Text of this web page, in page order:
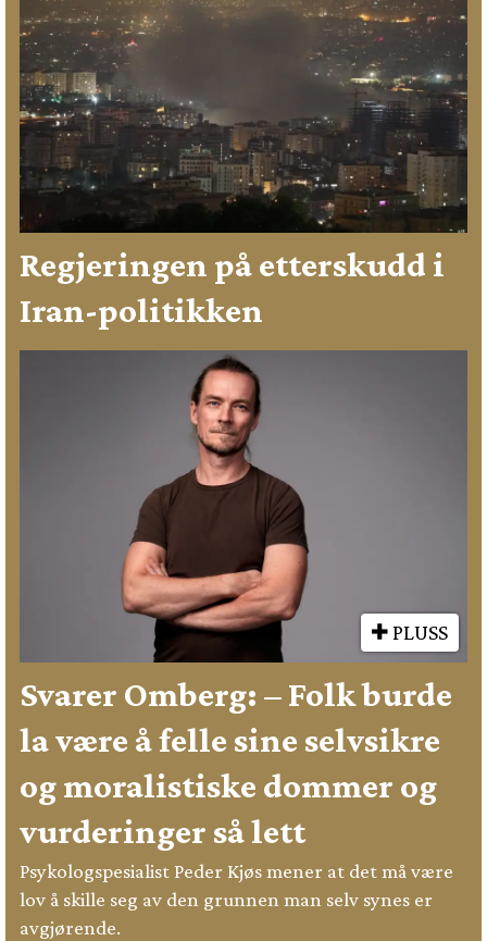
Regjeringen på etterskudd i
Iran-politikken
PLUSS
Svarer Omberg: – Folk burde
la være å felle sine selvsikre
og moralistiske dommer og
vurderinger så lett
Psykologspesialist Peder Kjøs mener at det må være
lov å skille seg av den grunnen man selv synes er
avgjørende.